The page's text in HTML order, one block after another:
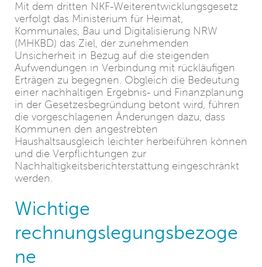
Mit dem dritten NKF-Weiterentwicklungsgesetz
verfolgt das Ministerium für Heimat,
Kommunales, Bau und Digitalisierung NRW
(MHKBD) das Ziel, der zunehmenden
Unsicherheit in Bezug auf die steigenden
Aufwendungen in Verbindung mit rückläufigen
Erträgen zu begegnen. Obgleich die Bedeutung
einer nachhaltigen Ergebnis- und Finanzplanung
in der Gesetzesbegründung betont wird, führen
die vorgeschlagenen Änderungen dazu, dass
Kommunen den angestrebten
Haushaltsausgleich leichter herbeiführen können
und die Verpflichtungen zur
Nachhaltigkeitsberichterstattung eingeschränkt
werden.
Wichtige
rechnungslegungsbezoge
ne